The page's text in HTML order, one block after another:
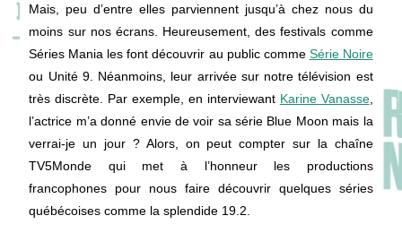
Mais, peu d’entre elles parviennent jusqu’à chez nous du
moins sur nos écrans. Heureusement, des festivals comme
Séries Mania les font découvrir au public comme Série Noire
ou Unité 9. Néanmoins, leur arrivée sur notre télévision est
très discrète. Par exemple, en interviewant Karine Vanasse,
l’actrice m’a donné envie de voir sa série Blue Moon mais la
verrai-je un jour ? Alors, on peut compter sur la chaîne
TV5Monde qui met à l’honneur les productions
francophones pour nous faire découvrir quelques séries
québécoises comme la splendide 19.2.